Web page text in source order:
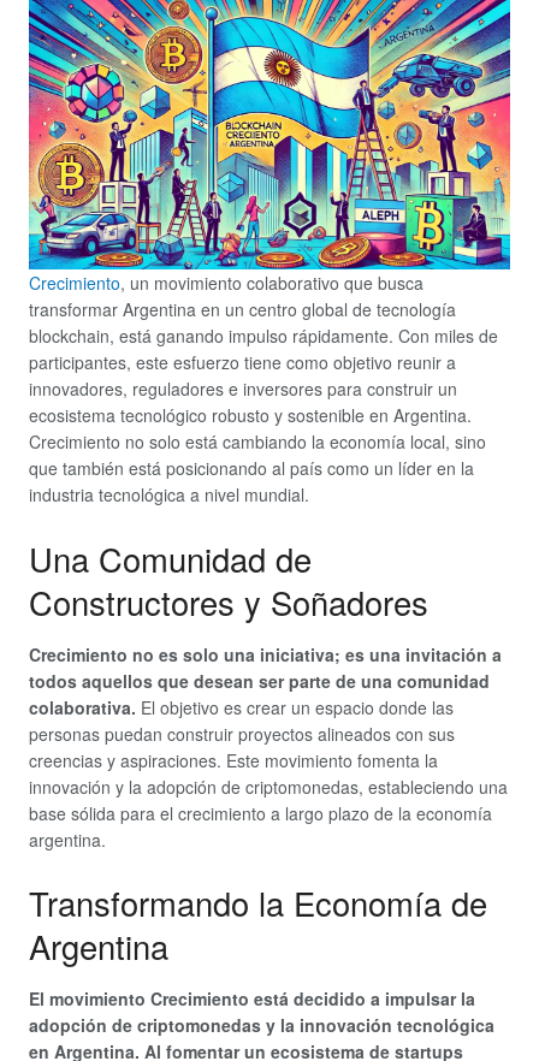
Crecimiento, un movimiento colaborativo que busca
transformar Argentina en un centro global de tecnología
blockchain, está ganando impulso rápidamente. Con miles de
participantes, este esfuerzo tiene como objetivo reunir a
innovadores, reguladores e inversores para construir un
ecosistema tecnológico robusto y sostenible en Argentina.
Crecimiento no solo está cambiando la economía local, sino
que también está posicionando al país como un líder en la
industria tecnológica a nivel mundial.
Una Comunidad de
Constructores y Soñadores
Crecimiento no es solo una iniciativa; es una invitación a
todos aquellos que desean ser parte de una comunidad
colaborativa. El objetivo es crear un espacio donde las
personas puedan construir proyectos alineados con sus
creencias y aspiraciones. Este movimiento fomenta la
innovación y la adopción de criptomonedas, estableciendo una
base sólida para el crecimiento a largo plazo de la economía
argentina.
Transformando la Economía de
Argentina
El movimiento Crecimiento está decidido a impulsar la
adopción de criptomonedas y la innovación tecnológica
en Argentina. Al fomentar un ecosistema de startups